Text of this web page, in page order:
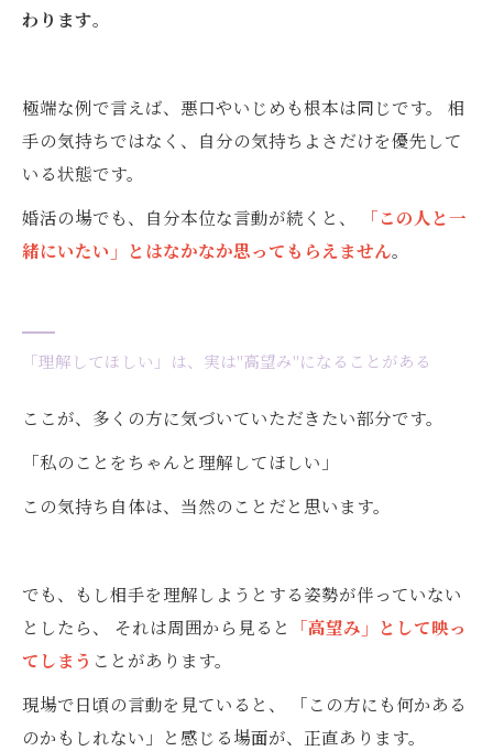
わります。
極端な例で言えば、悪口やいじめも根本は同じです。 相
手の気持ちではなく、自分の気持ちよさだけを優先して
いる状態です。
婚活の場でも、自分本位な言動が続くと、
「この人と一
緒にいたい」とはなかなか思ってもらえません。
「理解してほしい」は、実は"高望み"になることがある
ここが、多くの方に気づいていただきたい部分です。
「私のことをちゃんと理解してほしい」
この気持ち自体は、当然のことだと思います。
でも、もし相手を理解しようとする姿勢が伴っていない
としたら、 それは周囲から見ると
「高望み」として映っ
てしまう ことがあります。
現場で日頃の言動を見ていると、 「この方にも何かある
のかもしれない」と感じる場面が、正直あります。